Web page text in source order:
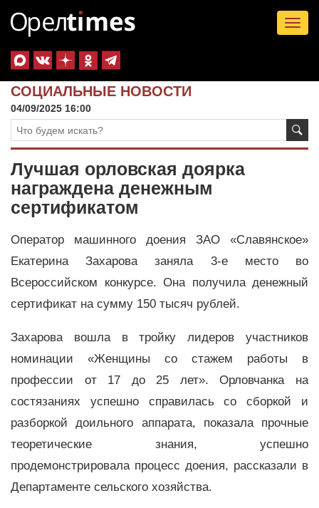
СОЦИАЛЬНЫЕ НОВОСТИ
04/09/2025 16:00
Лучшая орловская доярка
награждена денежным
сертификатом
Оператор машинного доения ЗАО «Славянское»
Екатерина Захарова заняла 3-е место во
Всероссийском конкурсе. Она получила денежный
сертификат на сумму 150 тысяч рублей.
Захарова вошла в тройку лидеров участников
номинации «Женщины со стажем работы в
профессии от 17 до 25 лет». Орловчанка на
состязаниях успешно справилась со сборкой и
разборкой доильного аппарата, показала прочные
теоретические знания, успешно
продемонстрировала процесс доения, рассказали в
Департаменте сельского хозяйства.